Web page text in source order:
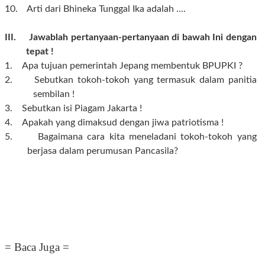
10. Arti dari Bhineka Tunggal Ika adalah ....
III. Jawablah pertanyaan-pertanyaan di bawah Ini dengan
tepat !
1.
Apa tujuan pemerintah Jepang membentuk BPUPKI ?
2.
Sebutkan tokoh-tokoh yang termasuk dalam panitia
sembilan !
3.
Sebutkan isi Piagam Jakarta !
4.
Apakah yang dimaksud dengan jiwa patriotisma !
5.
Bagaimana cara kita meneladani tokoh-tokoh yang
berjasa dalam perumusan Pancasila?
= Baca Juga =